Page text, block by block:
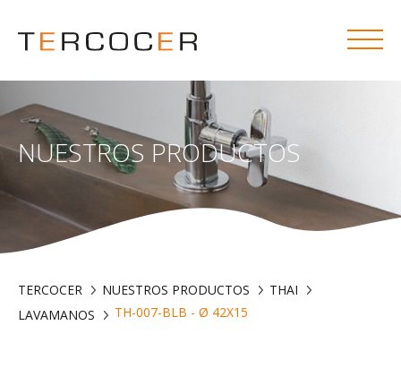
NUESTROS PRODUCTOS
TERCOCER NUESTROS PRODUCTOS
THAI
LAVAMANOS
TH-007-BLB - Ø 42X15